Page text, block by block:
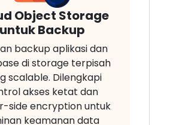
Object Storage
untuk Backup
backup aplikasi dan
di storage terpisah
scalable. Dilengkapi
akses ketat dan
side encryption untuk
keamanan data